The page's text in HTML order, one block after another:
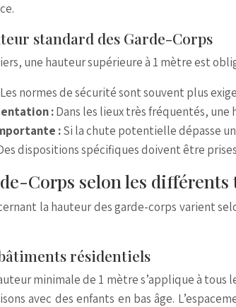
standard des Garde-Corps
une hauteur supérieure à 1 mètre est
Les normes de sécurité sont souvent plus
:Dans les lieux très fréquentés,
:Si la chute potentielle dépasse
dispositions spécifiques doivent être
Corps selon les différents
la hauteur des garde-corps varient
résidentiels
minimale de 1 mètre s’applique à
avec des enfants en bas âge.